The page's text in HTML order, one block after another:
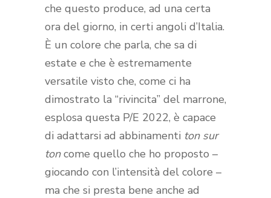
che questo produce, ad una certa
ora del giorno, in certi angoli d’Italia.
È un colore che parla, che sa di
estate e che è estremamente
versatile visto che, come ci ha
dimostrato la “rivincita” del marrone,
esplosa questa P/E 2022, è capace
di adattarsi ad abbinamenti ton sur
toncome quello che ho proposto –
giocando con l’intensità del colore –
ma che si presta bene anche ad